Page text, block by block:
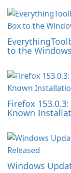
to the
Firefox
Known
Windows